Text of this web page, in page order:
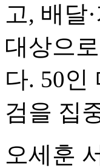
고, 배달
대상으
다. 50인
검을 집
오세훈